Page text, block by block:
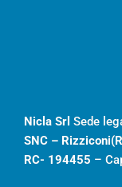
Nicla Srl Sede
SNC –
RC- 194455 –